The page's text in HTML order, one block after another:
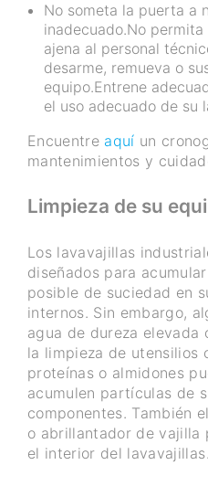
No someta la puerta a
inadecuado.No
ajena al personal
desarme, remueva o
equipo.Entrene
el uso adecuado de su
Encuentre aquí un
mantenimientos y
Limpieza de su
Los lavavajillas
diseñados para
posible de suciedad en
internos. Sin embargo,
agua de dureza elevada
la limpieza de utensilios
proteínas o almidones
acumulen partículas de
componentes. También
o abrillantador de vajilla
el interior del lavavajillas.